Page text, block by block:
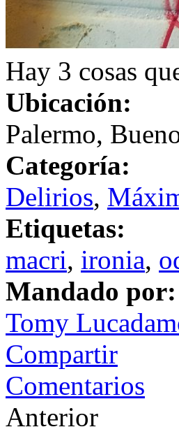
Hay 3 cosas
Ubicación:
Palermo,
Categoría:
Delirios,
Etiquetas:
macri, ironia,
Mandado por:
Tomy
Compartir
Comentarios
Anterior